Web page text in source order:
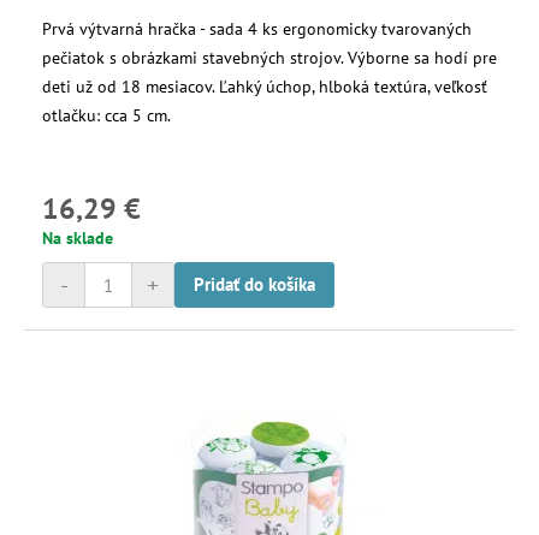
Prvá výtvarná hračka - sada 4 ks ergonomicky tvarovaných
pečiatok s obrázkami stavebných strojov. Výborne sa hodí pre
deti už od 18 mesiacov. Ľahký úchop, hlboká textúra, veľkosť
otlačku: cca 5 cm.
16,29 €
Na sklade
+
- Pridať do košíka